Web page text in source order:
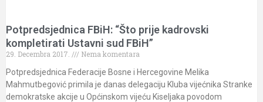
Potpredsjednica FBiH: “Što prije kadrovski
kompletirati Ustavni sud FBiH”
29. Decembra 2017.
Nema komentara
Potpredsjednica Federacije Bosne i Hercegovine Melika
Mahmutbegović primila je danas delegaciju Kluba vijećnika Stranke
demokratske akcije u Općinskom vijeću Kiseljaka povodom